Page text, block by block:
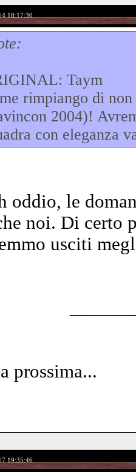
18:17:30
Taym
rimpiango di
2004)!
con eleganza
oddio, le
noi. Di certo
usciti
prossima...
19:35:46